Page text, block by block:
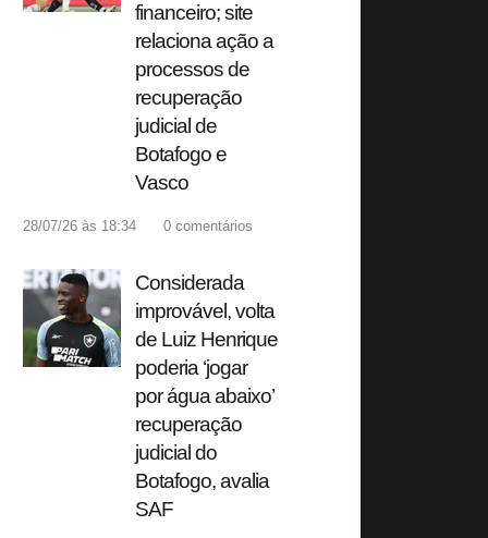
financeiro; site
relaciona ação a
processos de
recuperação
judicial de
Botafogo e
Vasco
28/07/26 às 18:34 0 comentários
Considerada
improvável, volta
de Luiz Henrique
poderia ‘jogar
por água abaixo’
recuperação
judicial do
Botafogo, avalia
SAF